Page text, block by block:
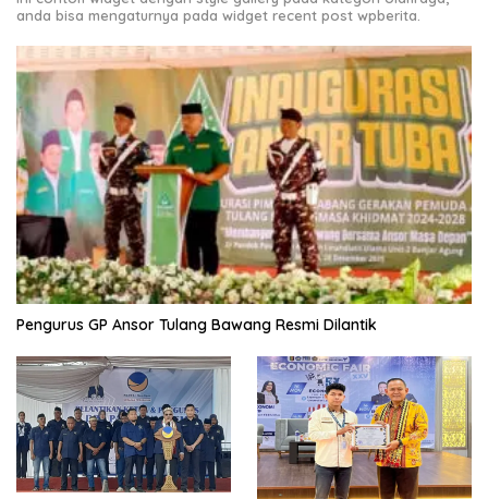
anda bisa mengaturnya pada widget recent post wpberita.
Pengurus GP Ansor Tulang Bawang Resmi Dilantik